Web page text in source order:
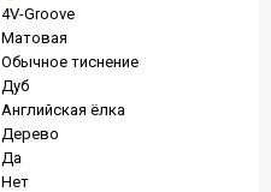
4V-Groove
Матовая
Обычное тиснение
Дуб
Английская ёлка
Дерево
Да
Нет